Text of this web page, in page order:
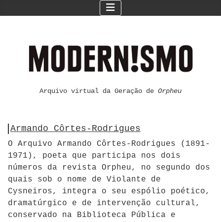
Arquivo virtual da Geração de Orpheu
Armando Côrtes-Rodrigues
O Arquivo Armando Côrtes-Rodrigues (1891-
1971), poeta que participa nos dois
números da revista Orpheu, no segundo dos
quais sob o nome de Violante de
Cysneiros, integra o seu espólio poético,
dramatúrgico e de intervenção cultural,
conservado na Biblioteca Pública e